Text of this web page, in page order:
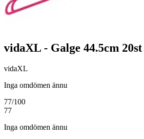
vidaXL - Galge 44.5cm 20st
vidaXL
Inga omdömen ännu
77/100
77
Inga omdömen ännu